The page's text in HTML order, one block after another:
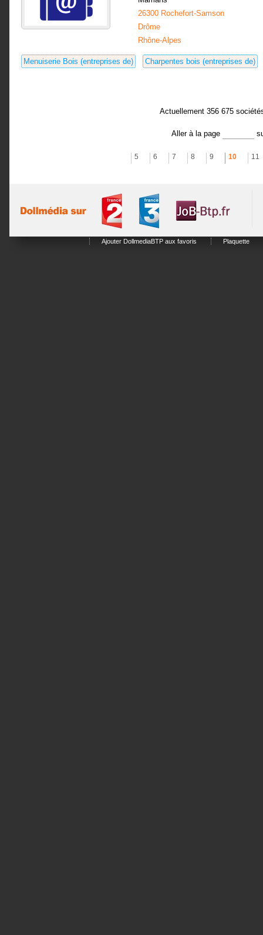
26300 Rochefort-Samson
Drôme
Rhône-Alpes
Menuiserie Bois (entreprises de) Charpentes bois (entreprises de)
Actuellement 356 675
Aller à la page
5 6 7 8 9 10 11
Ajouter DollmediaBTP aux favoris Plaquette